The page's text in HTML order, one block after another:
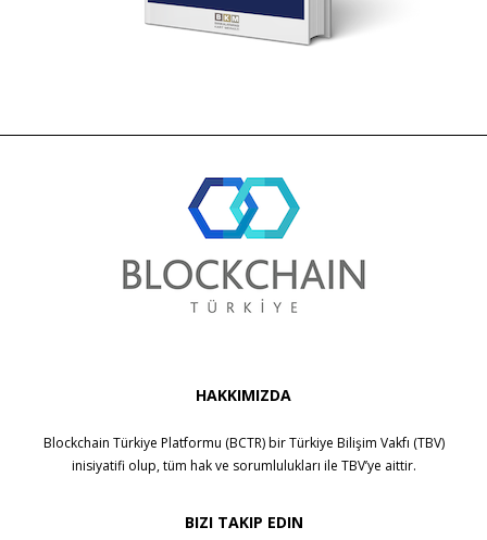
HAKKIMIZDA
Blockchain Türkiye Platformu (BCTR) birTürkiye Bilişim Vakfı (TBV)
inisiyatifi olup, tüm hak ve sorumlulukları ile TBV’ye aittir.
BIZI TAKIP EDIN